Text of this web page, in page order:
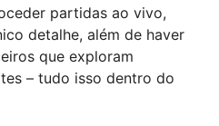
partidas ao vivo,
detalhe, além de haver
que exploram
– tudo isso dentro do